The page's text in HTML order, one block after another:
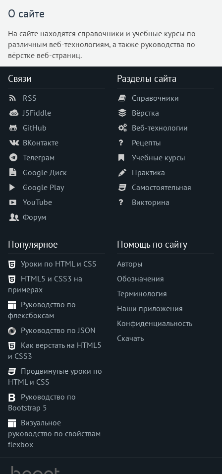
<img>
<ins>
<isindex>
<kbd>
<label>
<legend>
<li>
<link>
<listing>
<mark>
<marquee>
<menu>
<menuitem>
<meter>
<multicol>
<nav>
<nobr>
<noembed>
<noframes>
<noindex>
<noscript>
<object>
<ol>
<optgroup>
<option>
<output>
<p>
<param>
<picture>
<plaintext>
<pre>
О сайте
На сайте находятся справочники и учебные курсы по
различным веб-технологиям, а также руководства по
вёрстке веб-страниц.
Связи
RSS
JSFiddle
GitHub
ВКонтакте
Телеграм
Google Диск
Google Play
YouTube
Форум
Разделы сайта
Справочники
Вёрстка
Веб-технологии
Рецепты
Учебные курсы
Практика
Самостоятельная
Викторина
Популярное
Уроки по HTML и CSS
HTML5 и CSS3 на
примерах
Руководство по
флексбоксам
Руководство по JSON
Как верстать на HTML5
и CSS3
Продвинутые уроки по
HTML и CSS
Руководство по
Bootstrap 5
Визуальное
руководство по свойствам
flexbox
Помощь по сайту
Авторы
Обозначения
Терминология
Наши приложения
Конфиденциальность
Скачать